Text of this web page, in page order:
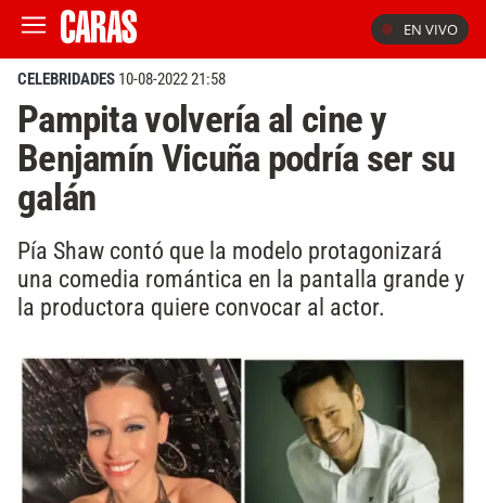
EN VIVO
CELEBRIDADES 10-08-2022 21:58
Pampita volvería al cine y
Benjamín Vicuña podría ser su
galán
Pía Shaw contó que la modelo protagonizará
una comedia romántica en la pantalla grande y
la productora quiere convocar al actor.